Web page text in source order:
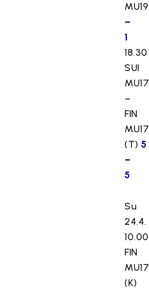
MU19
–
1
18.30
SUI
MU17
–
FIN
MU17
(T)5
–
5
Su
24.4.
10.00
FIN
MU17
(K)
T
m
i
s
ä
l
t
ö